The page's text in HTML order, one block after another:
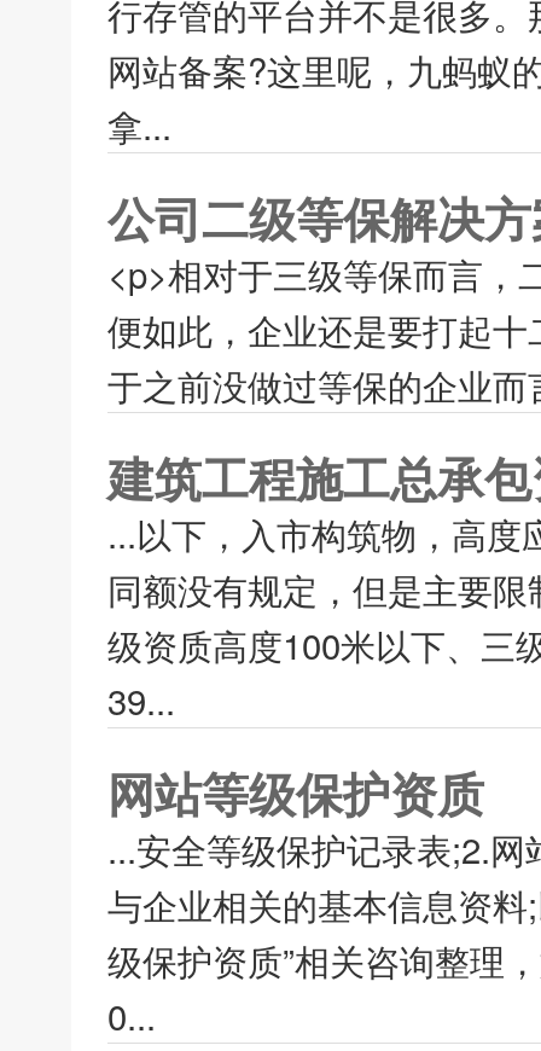
行存管的平台并不是很多
网站备案?这里呢，九蚂蚁
拿...
公司二级等保解决
<p>相对于三级等保而言，
便如此，企业还是要打起
于之前没做过等保的企业
建筑工程施工总承
...以下，入市构筑物，高
同额没有规定，但是主要
级资质高度100米以下、三
39...
网站等级保护资质
...安全等级保护记录表;2.
与企业相关的基本信息资
级保护资质”相关咨询整理
0...